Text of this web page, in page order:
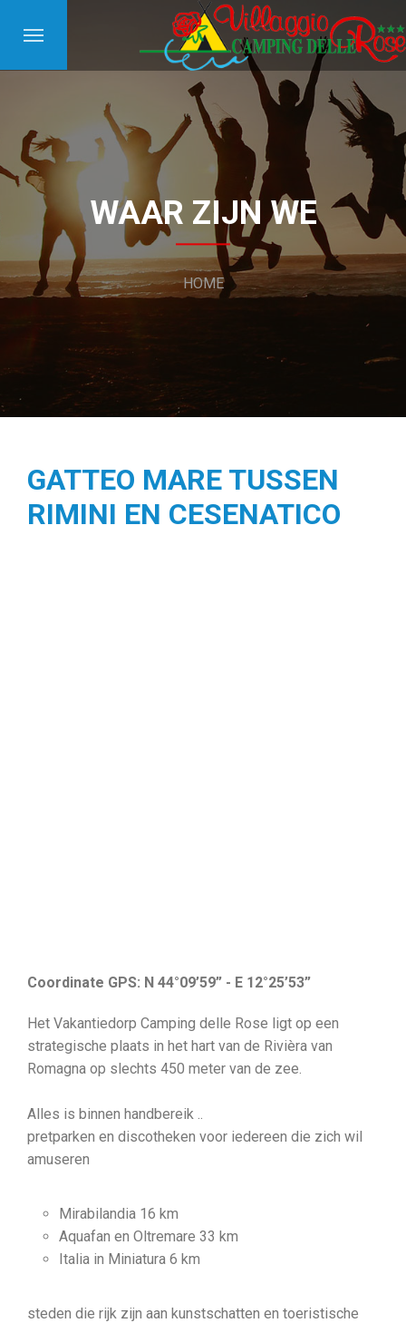
WAAR ZIJN WE
HOME
GATTEO MARE TUSSEN
RIMINI EN CESENATICO
Coordinate GPS: N 44°09’59” - E 12°25’53”
Het Vakantiedorp Camping delle Rose ligt op een
strategische plaats in het hart van de Rivièra van
Romagna op slechts 450 meter van de zee.
Alles is binnen handbereik ..
pretparken en discotheken voor iedereen die zich wil
amuseren
Mirabilandia 16 km
Aquafan en Oltremare 33 km
Italia in Miniatura 6 km
steden die rijk zijn aan kunstschatten en toeristische